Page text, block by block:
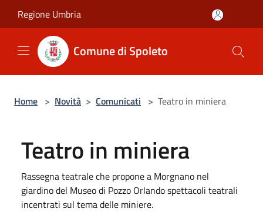
Regione Umbria
Comune di Spoleto
Home > Novità > Comunicati > Teatro in miniera
Teatro in miniera
Rassegna teatrale che propone a Morgnano nel
giardino del Museo di Pozzo Orlando spettacoli teatrali
incentrati sul tema delle miniere.